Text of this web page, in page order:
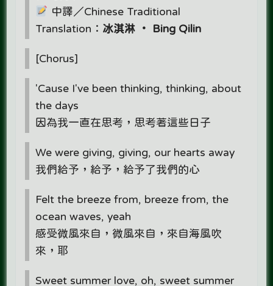
中譯／Chinese Traditional
Translation： 冰淇淋 ‧ Bing Qilin
[Chorus]
'Cause I've been thinking, thinking, about
the days
因為我一直在思考，思考著這些日子
We were giving, giving, our hearts away
我們給予，給予，給予了我們的心
Felt the breeze from, breeze from, the
ocean waves, yeah
感受微風來自，微風來自，來自海風吹
來，耶
Sweet summer love, oh, sweet summer